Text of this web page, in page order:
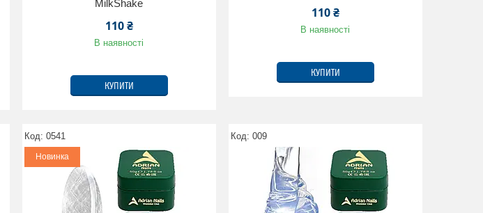
MilkShake
110 ₴
В наявності
КУПИТИ
110 ₴
В наявності
КУПИТИ
0541
Новинка
009